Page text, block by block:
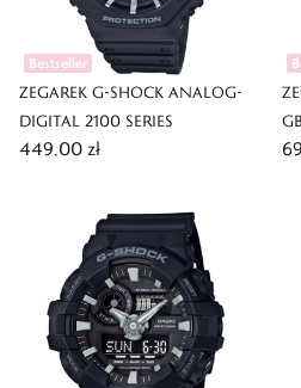
Bestseller
ZEGAREK G-SHOCK ANALOG-
DIGITAL 2100 SERIES
449,00 zł